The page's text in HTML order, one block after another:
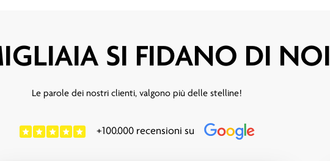
SI FIDANO DI NOI
Le parole dei nostri clienti, valgono più delle stelline!
+100.000 recensioni su